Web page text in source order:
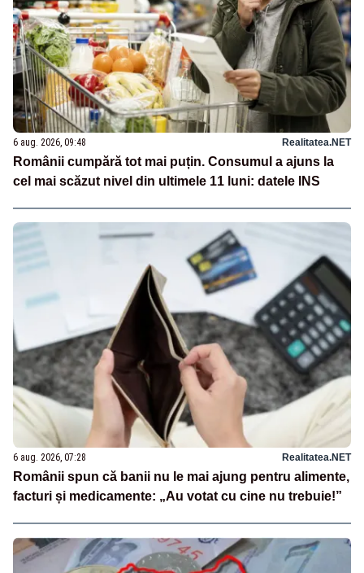
6 aug. 2026, 09:48 Realitatea.NET
Românii cumpără tot mai puțin. Consumul a ajuns la
cel mai scăzut nivel din ultimele 11 luni: datele INS
6 aug. 2026, 07:28 Realitatea.NET
Românii spun că banii nu le mai ajung pentru alimente,
facturi și medicamente: „Au votat cu cine nu trebuie!”